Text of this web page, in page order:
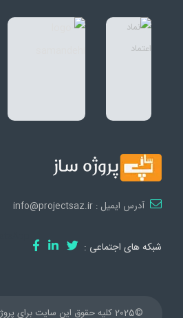
آدرس ایمیل : info@projectsaz.ir
شبکه های اجتماعی :
©2025 کلیه حقوق این سایت برای پروژه ساز محفوظ می باشد.